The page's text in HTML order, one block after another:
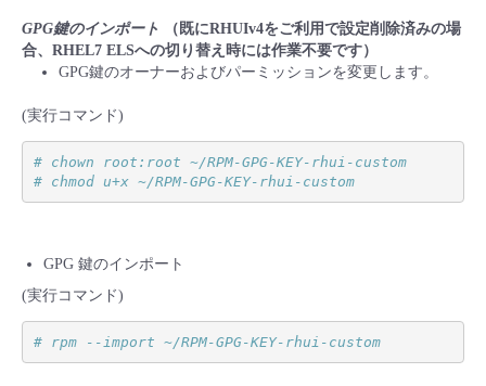
GPG鍵のインポート
（既にRHUIv4をご利用で設定削除済みの場
合、RHEL7 ELSへの切り替え時には作業不要です）
GPG鍵のオーナーおよびパーミッションを変更します。
(実行コマンド)
# chown root:root ~/RPM-GPG-KEY-rhui-custom
# chmod u+x ~/RPM-GPG-KEY-rhui-custom
GPG 鍵のインポート
(実行コマンド)
# rpm --import ~/RPM-GPG-KEY-rhui-custom